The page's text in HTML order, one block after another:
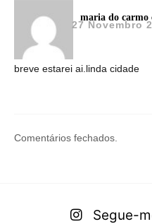
maria do carmo
27 Novembro
breve estarei ai.linda cidade
Comentários fechados.
Segue-